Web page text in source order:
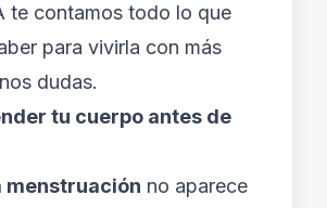
te contamos todo lo que
para vivirla con más
dudas.
tu cuerpo antes de
menstruación no aparece